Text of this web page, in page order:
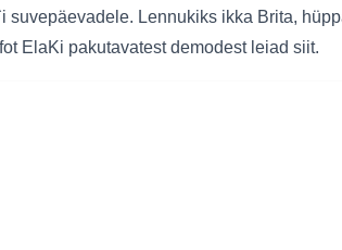
Lennukiks ikka Brita,
ElaKi pakutavatest demodest leiad siit.